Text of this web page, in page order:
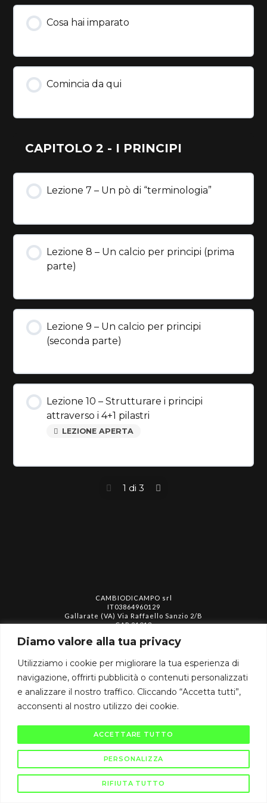
Diamo valore alla tua privacy
Utilizziamo i cookie per migliorare la tua esperienza di
navigazione, offrirti pubblicità o contenuti personalizzati
e analizzare il nostro traffico. Cliccando “Accetta tutti”,
acconsenti al nostro utilizzo dei cookie.
PERSONALIZZA
RIFIUTA TUTTO
ACCETTARE TUTTO
Cosa hai imparato
Comincia da qui
CAPITOLO 2 - I PRINCIPI
Lezione 7 – Un pò di “terminologia”
Lezione 8 – Un calcio per principi (prima
parte)
Lezione 9 – Un calcio per principi
(seconda parte)
Lezione 10 – Strutturare i principi
attraverso i 4+1 pilastri
LEZIONE APERTA
1 di 3
CAMBIODICAMPO srl
IT03864960129
Gallarate (VA) Via Raffaello Sanzio 2/B
CAP 21013
assistenza@cambiodicampo.com
Termini e condizioni